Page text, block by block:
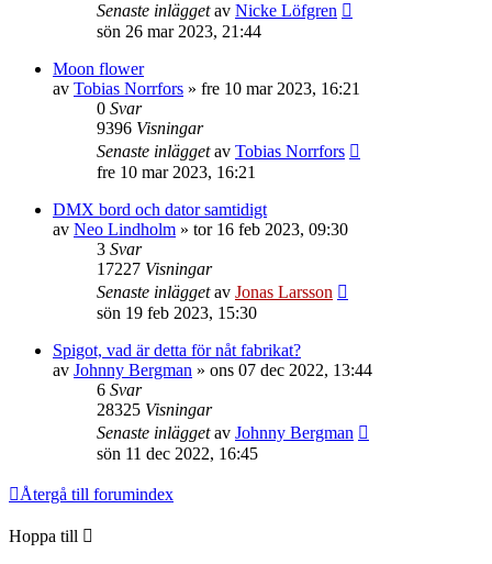
Senaste inläggetav Nicke Löfgren
sön 26 mar 2023, 21:44
Moon flower
av Tobias Norrfors » fre 10 mar 2023, 16:21
0 Svar
9396 Visningar
Senaste inläggetav Tobias Norrfors
fre 10 mar 2023, 16:21
DMX bord och dator samtidigt
av Neo Lindholm » tor 16 feb 2023, 09:30
3 Svar
17227 Visningar
Senaste inläggetav Jonas Larsson
sön 19 feb 2023, 15:30
Spigot, vad är detta för nåt fabrikat?
av Johnny Bergman » ons 07 dec 2022, 13:44
6 Svar
28325 Visningar
Senaste inläggetav Johnny Bergman
sön 11 dec 2022, 16:45
Återgå till forumindex
Hoppa till